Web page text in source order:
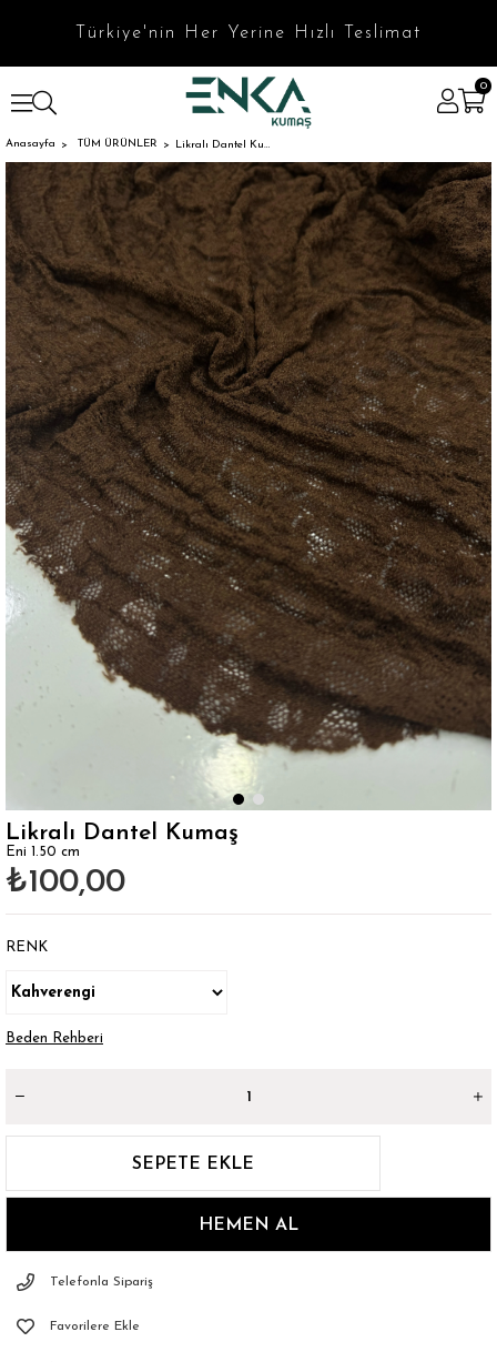
Türkiye'nin Her Yerine Hızlı Teslimat
0
Anasayfa TÜM ÜRÜNLER Likralı Dantel Kumaş
Likralı Dantel Kumaş
Eni 1.50 cm
₺100,00
RENK
Beden Rehberi
Telefonla Sipariş
Favorilere Ekle